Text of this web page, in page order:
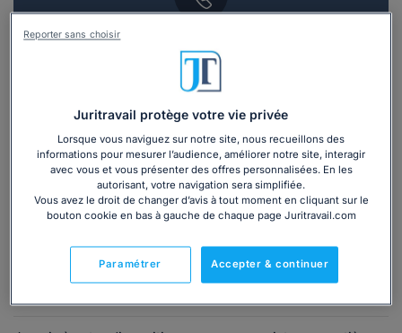
Vous souhaitez une consultation par
téléphone ?
Consulter immédiatement
ou appelez le01 75 75 42 33 (8h à 21h du lundi au
vendredi)
Présentation
Juritravail protège votre vie privée
Lorsque vous naviguez sur notre site, nous recueillons des
informations pour mesurer l’audience, améliorer notre site, interagir
avec vous et vous présenter des offres personnalisées. En les
autorisant, votre navigation sera simplifiée.
Vous avez le droit de changer d’avis à tout moment en cliquant sur le
bouton cookie en bas à gauche de chaque page Juritravail.com
Accepter & continuer
Paramétrer
Reporter sans choisir